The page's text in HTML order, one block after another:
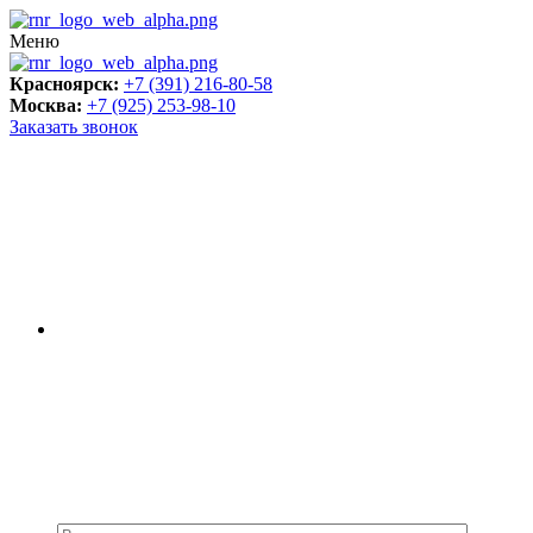
Меню
Красноярск: +7 (391) 216-80-58
Москва: +7 (925) 253-98-10
Заказать звонок